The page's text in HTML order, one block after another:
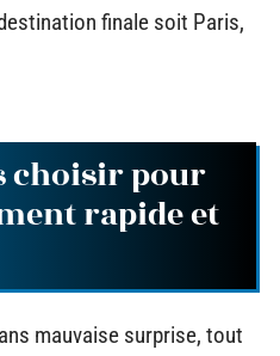
finale soit Paris,
choisir pour
rapide et
mauvaise surprise, tout